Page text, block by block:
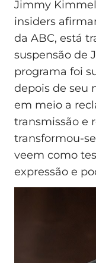
Jimmy
insiders
da ABC, está
suspensão de
programa foi
depois de seu
em meio a
transmissão e
transformou-
veem como
expressão e